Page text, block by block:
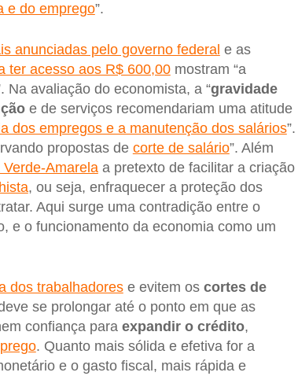
e do emprego”.
anunciadas pelo governo federal e as
ter acesso aos R$ 600,00mostram “a
Na avaliação do economista, a “gravidade
e de serviços recomendariam uma atitude
dos empregos e a manutenção dos salários”.
propostas de corte de salário”. Além
Verde-Amarelaa pretexto de facilitar a criação
, ou seja, enfraquecer a proteção dos
Aqui surge uma contradição entre o
e o funcionamento da economia como um
dos trabalhadorese evitem os cortes de
se prolongar até o ponto em que as
confiança para expandir o crédito,
. Quanto mais sólida e efetiva for a
e o gasto fiscal, mais rápida e